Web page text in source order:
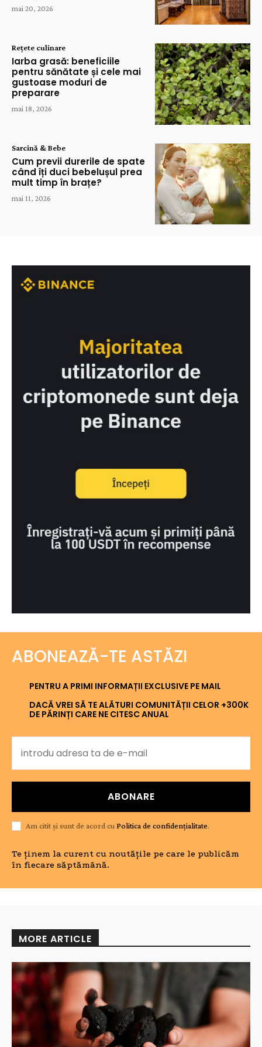
mai 20, 2026
Rețete culinare
Iarba grasă: beneficiile
pentru sănătate și cele mai
gustoase moduri de
preparare
mai 18, 2026
Sarcină & Bebe
Cum previi durerile de spate
când îți duci bebelușul prea
mult timp în brațe?
mai 11, 2026
ABONEAZĂ-TE ASTĂZI
PENTRU A PRIMI INFORMAȚII EXCLUSIVE PE MAIL
DACĂ VREI SĂ TE ALĂTURI COMUNITĂȚII CELOR +300K
DE PĂRINȚI CARE NE CITESC ANUAL
ABONARE
Am citit și sunt de acord cu Politica de confidențialitate.
Te ținem la curent cu noutățile pe care le publicăm
în fiecare săptămână.
MORE ARTICLE